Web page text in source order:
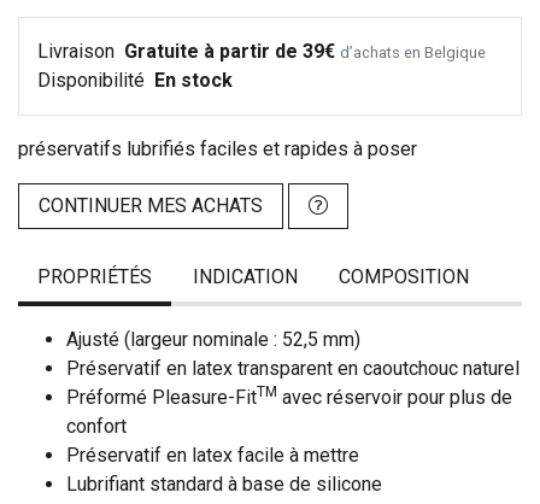
Livraison Gratuite à partir de 39€ d’achats en Belgique
Disponibilité En stock
préservatifs lubrifiés faciles et rapides à poser
CONTINUER MES ACHATS
PROPRIÉTÉS INDICATION COMPOSITION
Ajusté (largeur nominale : 52,5 mm)
Préservatif en latex transparent en caoutchouc naturel
Préformé Pleasure-FitTM avec réservoir pour plus de
confort
Préservatif en latex facile à mettre
Lubrifiant standard à base de silicone